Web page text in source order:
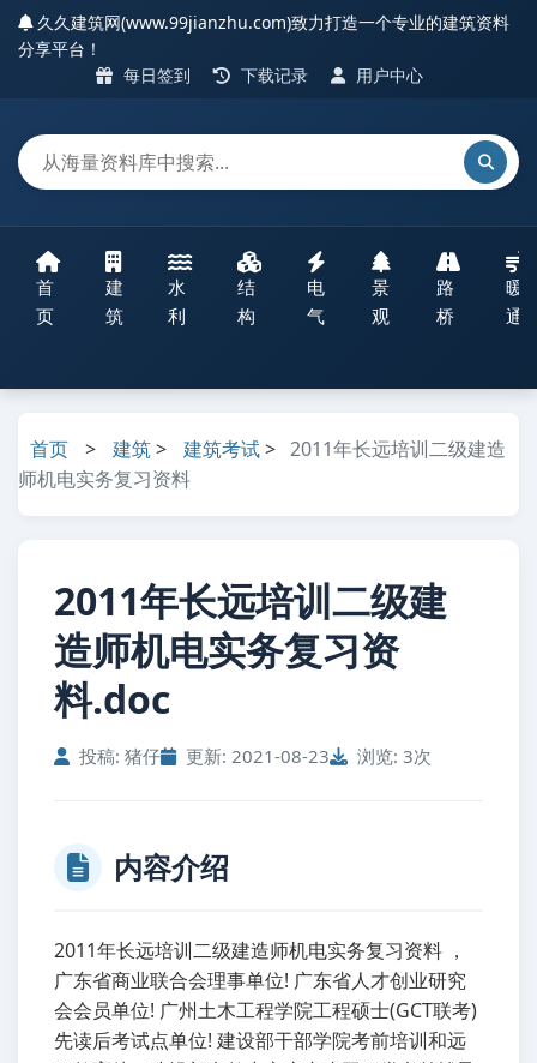
久久建筑网(www.99jianzhu.com)致力打造一个专业的建筑资料
分享平台！
每日签到
下载记录 用户中心
首
页
建
筑
水
利
结
构
电
气
景
观
路
桥
暖
通
首页 > 建筑> 建筑考试> 2011年长远培训二级建造
师机电实务复习资料
2011年长远培训二级建
造师机电实务复习资
料.doc
投稿: 猪仔 更新: 2021-08-23 浏览: 3次
内容介绍
2011年长远培训二级建造师机电实务复习资料 ，
广东省商业联合会理事单位! 广东省人才创业研究
会会员单位! 广州土木工程学院工程硕士(GCT联考)
先读后考试点单位! 建设部干部学院考前培训和远